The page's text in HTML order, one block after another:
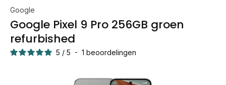
Google
Google Pixel 9 Pro 256GB groen
refurbished
5 / 5 - 1 beoordelingen